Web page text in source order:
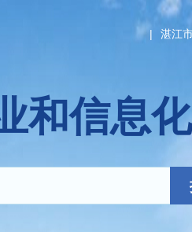
| 湛江
和信息